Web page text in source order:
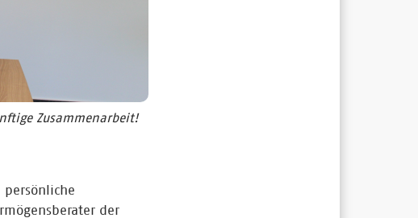
Zusammenarbeit!
persönliche
der